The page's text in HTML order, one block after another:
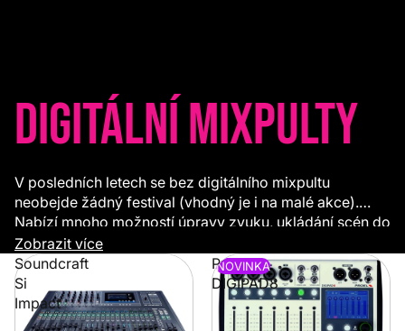
Digitální mixpulty
V posledních letech se bez digitálního mixpultu
neobejde žádný festival (vhodný je i na malé akce).
Nabízí mnoho možností úpravy zvuku, ukládání scén do
paměti a další. Ovládání je podobné jako u pultu
analogového. Digitální jednotka umožňuje přiřadit
integrované efekty. Součástí může být převodník do
PC, Mac pro záznam v multitracku, který lze využívat
nejen na živé akci, ale také ve studiu.
Zobrazit více
Soundcraft
Si
Impact
Proel
DIGIPAD8
NOVINKA